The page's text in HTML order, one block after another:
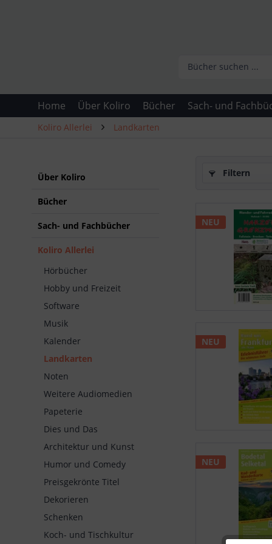
Home Über Koliro Bücher Sach- und
Koliro Allerlei Landkarten
Über Koliro
Bücher
Sach- und Fachbücher
Koliro Allerlei
Hörbücher
Hobby und Freizeit
Software
Musik
Kalender
Landkarten
Noten
Weitere Audiomedien
Papeterie
Dies und Das
Architektur und Kunst
Humor und Comedy
Preisgekrönte Titel
Dekorieren
Schenken
Koch- und Tischkultur
Filtern
NEU
NEU
NEU